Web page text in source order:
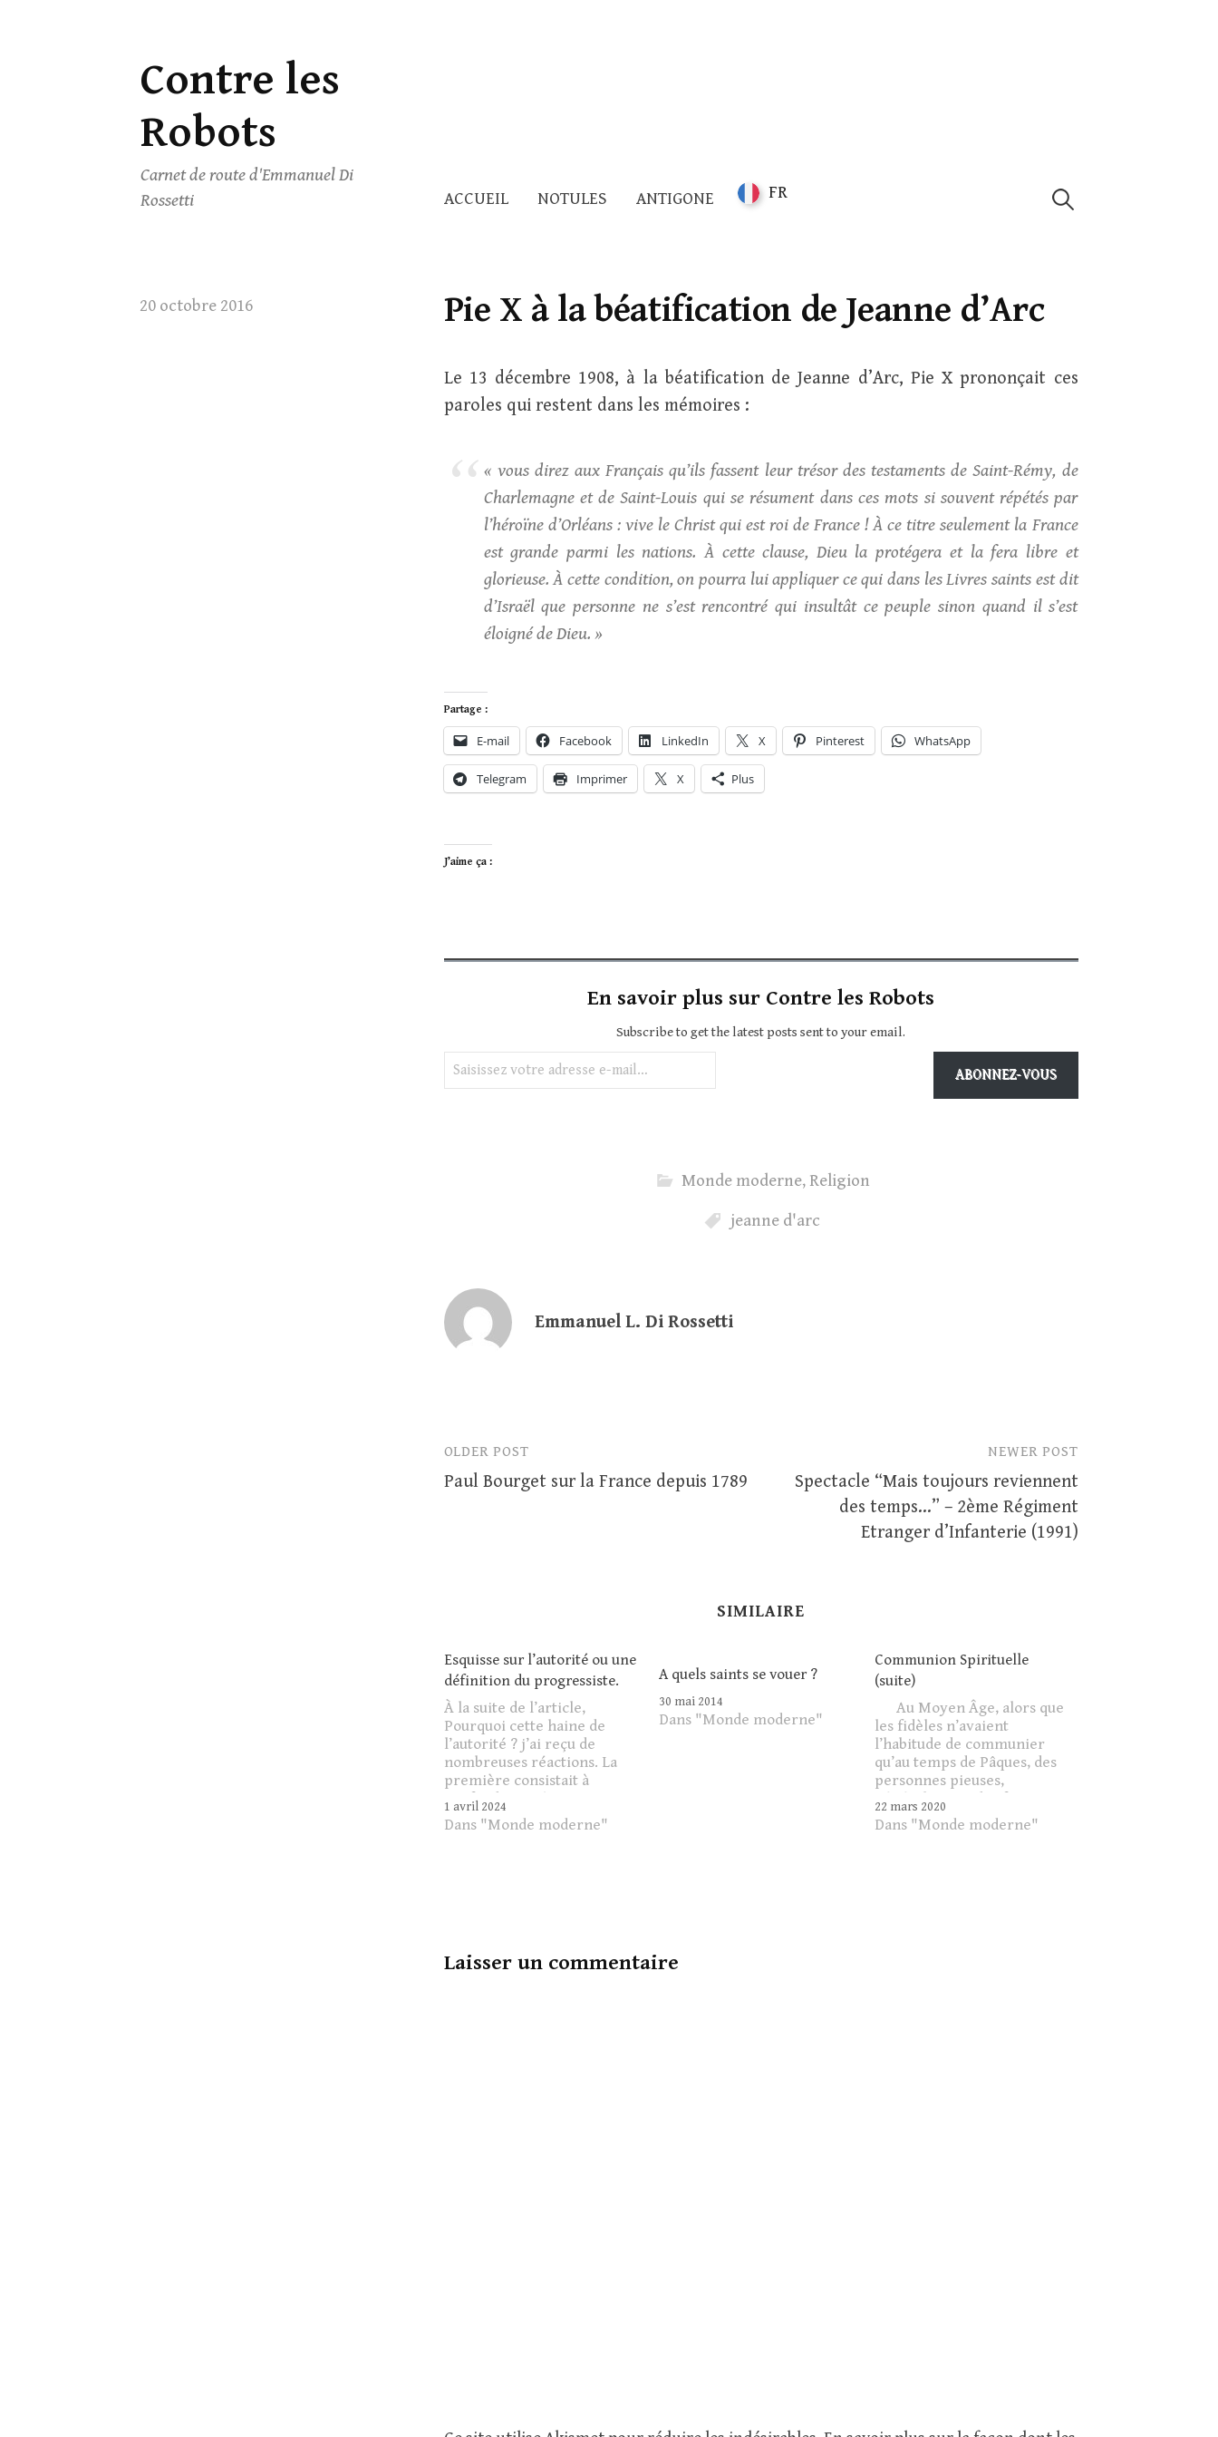
Skip
to
content
Contre les
Robots
Carnet de route d'Emmanuel Di
Rossetti
ACCUEIL NOTULES ANTIGONE FR Rechercher :
20 octobre 2016 Pie X à la béatification de Jeanne d’Arc
Le 13 décembre 1908, à la béatification de Jeanne d’Arc, Pie X prononçait ces
paroles qui restent dans les mémoires :
« vous direz aux Français qu’ils fassent leur trésor des testaments de Saint-Rémy, de
Charlemagne et de Saint-Louis qui se résument dans ces mots si souvent répétés par
l’héroïne d’Orléans : vive le Christ qui est roi de France ! À ce titre seulement la France
est grande parmi les nations. À cette clause, Dieu la protégera et la fera libre et
glorieuse. À cette condition, on pourra lui appliquer ce qui dans les Livres saints est dit
d’Israël que personne ne s’est rencontré qui insultât ce peuple sinon quand il s’est
éloigné de Dieu. »
Partage :
E-mail Facebook LinkedIn X Pinterest WhatsApp
Telegram Imprimer X Plus
J’aime ça :
En savoir plus sur Contre les Robots
Subscribe to get the latest posts sent to your email.
Saisissez votre adresse e-mail…
ABONNEZ-VOUS
Monde moderne, Religion
jeanne d'arc
Emmanuel L. Di Rossetti
Post
navigation
OLDER POST
Paul Bourget sur la France depuis 1789
NEWER POST
Spectacle “Mais toujours reviennent
des temps…” – 2ème Régiment
Etranger d’Infanterie (1991)
SIMILAIRE
Esquisse sur l’autorité ou une
définition du progressiste.
À la suite de l’article,
Pourquoi cette haine de
l’autorité ? j’ai reçu de
nombreuses réactions. La
première consistait à
confondre, ou à me
demander de ne pas
confondre, le pouvoir et
1 avril 2024
Dans "Monde moderne"
A quels saints se vouer ?
30 mai 2014
Dans "Monde moderne"
Communion Spirituelle
(suite)
Au Moyen Âge, alors que
les fidèles n’avaient
l’habitude de communier
qu’au temps de Pâques, des
personnes pieuses,
généralement des femmes,
exprimèrent leur désir de le
faire plus fréquemment.
22 mars 2020
Dans "Monde moderne"
Laisser un commentaire